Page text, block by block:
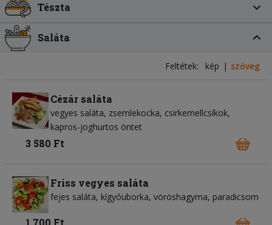
Tészta
Saláta
Feltétek: kép szöveg
Cézár saláta
vegyes saláta zsemlekocka csirkemellcsíkok
kapros-joghurtos öntet
3 580 Ft
Friss vegyes saláta
fejes saláta kígyóuborka vöröshagyma paradicsom
1 700 Ft